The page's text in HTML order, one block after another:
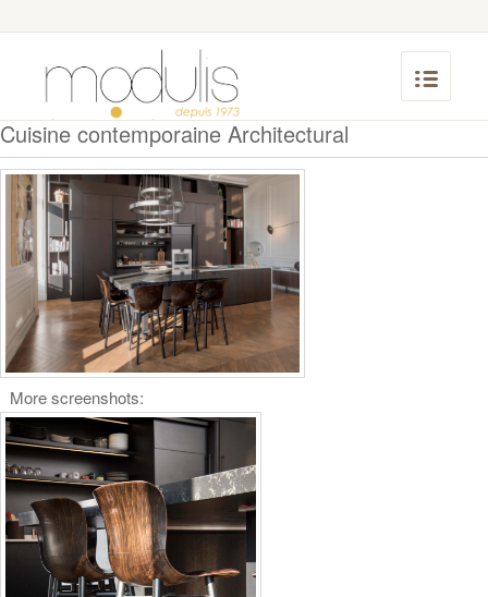
Cuisine contemporaine Architectural
More screenshots: